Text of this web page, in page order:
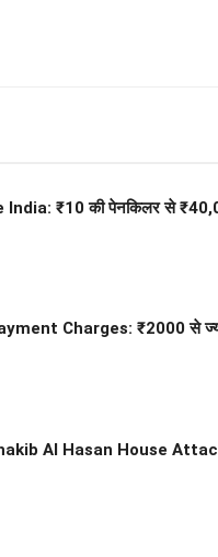
₹10 की पेनकिलर से
Charges: ₹2000 से
Al Hasan House Attack: